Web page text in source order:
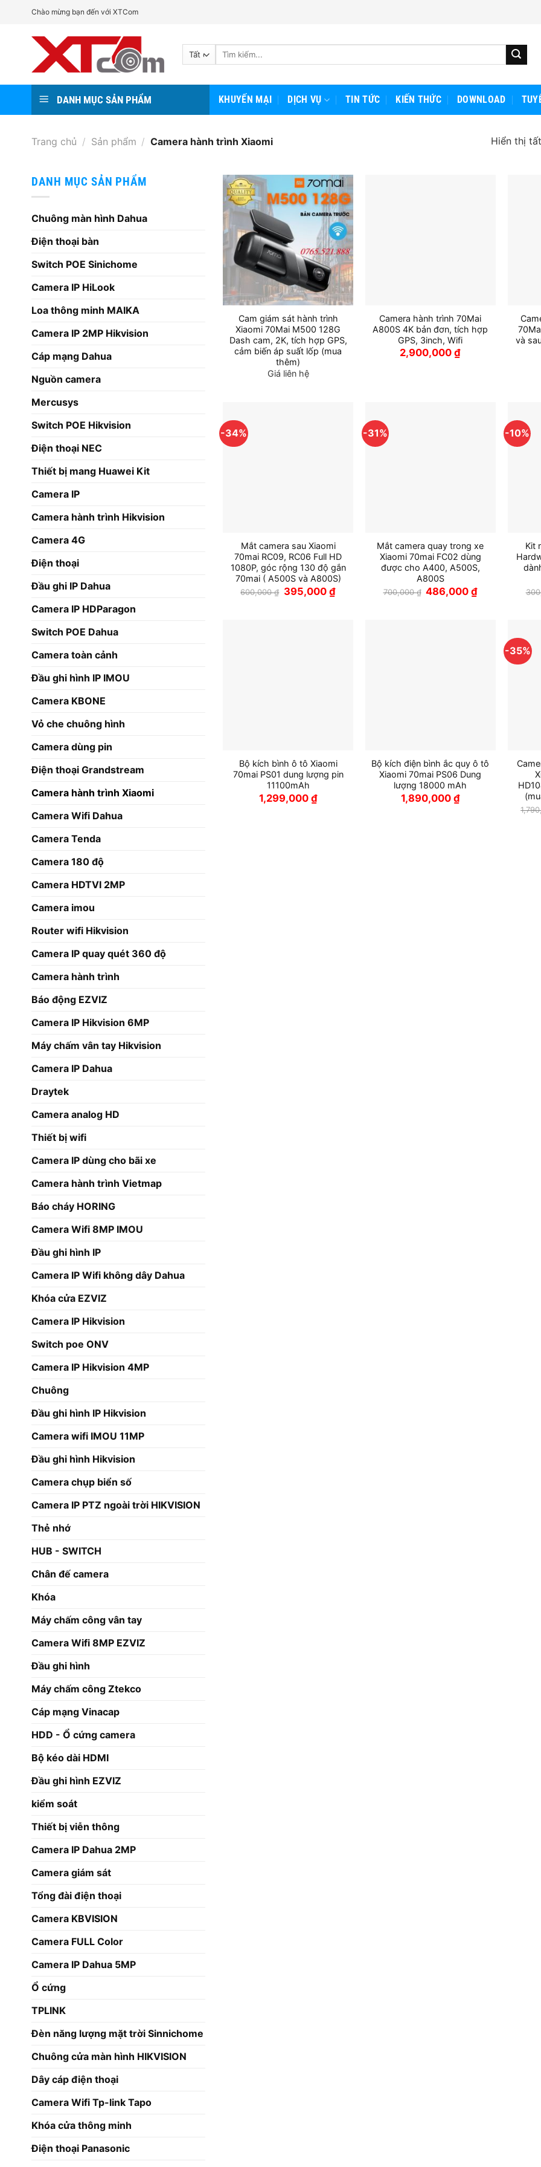
Chào mừng bạn đến với XTCom
Tìm
DANH MỤC SẢN PHẨM KHUYẾN MẠI DỊCH VỤ TIN TỨC KIẾN THỨC DOWNLOAD
Trang chủ / Sản phẩm / Camera hành trình Xiaomi Hiển thị
DANH MỤC SẢN PHẨM
Chuông màn hình Dahua
Điện thoại bàn
Switch POE Sinichome
Camera IP HiLook
Loa thông minh MAIKA
Camera IP 2MP Hikvision
Cáp mạng Dahua
Nguồn camera
Mercusys
Switch POE Hikvision
Điện thoại NEC
Thiết bị mang Huawei Kit
Camera IP
Camera hành trình Hikvision
Camera 4G
Điện thoại
Đầu ghi IP Dahua
Camera IP HDParagon
Switch POE Dahua
Camera toàn cảnh
Đầu ghi hình IP IMOU
Camera KBONE
Vỏ che chuông hình
Camera dùng pin
Điện thoại Grandstream
Camera hành trình Xiaomi
Camera Wifi Dahua
Camera Tenda
Camera 180 độ
Camera HDTVI 2MP
Camera imou
Router wifi Hikvision
Camera IP quay quét 360 độ
Camera hành trình
Báo động EZVIZ
Camera IP Hikvision 6MP
Máy chấm vân tay Hikvision
Camera IP Dahua
Draytek
Camera analog HD
Thiết bị wifi
Camera IP dùng cho bãi xe
Camera hành trình Vietmap
Báo cháy HORING
Camera Wifi 8MP IMOU
Đầu ghi hình IP
Camera IP Wifi không dây Dahua
Khóa cửa EZVIZ
Camera IP Hikvision
Switch poe ONV
Camera IP Hikvision 4MP
Chuông
Đầu ghi hình IP Hikvision
Camera wifi IMOU 11MP
Đầu ghi hình Hikvision
Camera chụp biển số
Camera IP PTZ ngoài trời HIKVISION
Thẻ nhớ
HUB - SWITCH
Chân đế camera
Khóa
Máy chấm công vân tay
Camera Wifi 8MP EZVIZ
Đầu ghi hình
Máy chấm công Ztekco
Cáp mạng Vinacap
HDD - Ổ cứng camera
Bộ kéo dài HDMI
Đầu ghi hình EZVIZ
kiểm soát
Thiết bị viễn thông
Camera IP Dahua 2MP
Camera giám sát
Tổng đài điện thoại
Camera KBVISION
Camera FULL Color
Camera IP Dahua 5MP
Ổ cứng
TPLINK
Đèn năng lượng mặt trời Sinnichome
Chuông cửa màn hình HIKVISION
Dây cáp điện thoại
Camera Wifi Tp-link Tapo
Khóa cửa thông minh
Điện thoại Panasonic
Cam giám sát hành trình
Xiaomi 70Mai M500 128G
Dash cam, 2K, tích hợp GPS,
cảm biến áp suất lốp (mua
thêm)
Giá liên hệ
Camera hành trình 70Mai
A800S 4K bản đơn, tích hợp
GPS, 3inch, Wifi
2,900,000₫
và
-34%
Mắt camera sau Xiaomi
70mai RC09, RC06 Full HD
1080P, góc rộng 130 độ gắn
70mai ( A500S và A800S)
600,000₫ Giá
gốc
395,000₫Giá
-31%
Mắt camera quay trong xe
Xiaomi 70mai FC02 dùng
được cho A400, A500S,
A800S
700,000₫ Giá
gốc
486,000₫Giá
-10%
Kit
Bộ kích bình ô tô Xiaomi
70mai PS01 dung lượng pin
11100mAh
1,299,000 ₫
Bộ kích điện bình ắc quy ô tô
Xiaomi 70mai PS06 Dung
lượng 18000 mAh
1,890,000 ₫
-35%